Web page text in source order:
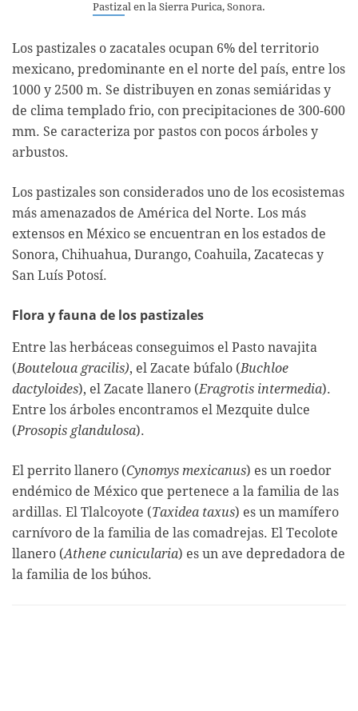
Pastizal en la Sierra Purica, Sonora.
Los pastizales o zacatales ocupan 6% del territorio
mexicano, predominante en el norte del país, entre los
1000 y 2500 m. Se distribuyen en zonas semiáridas y
de clima templado frio, con precipitaciones de 300-600
mm. Se caracteriza por pastos con pocos árboles y
arbustos.
Los pastizales son considerados uno de los ecosistemas
más amenazados de América del Norte. Los más
extensos en México se encuentran en los estados de
Sonora, Chihuahua, Durango, Coahuila, Zacatecas y
San Luís Potosí.
Flora y fauna de los pastizales
Entre las herbáceas conseguimos el Pasto navajita
(Bouteloua gracilis), el Zacate búfalo (Buchloe
dactyloides), el Zacate llanero (Eragrotis intermedia).
Entre los árboles encontramos el Mezquite dulce
(Prosopis glandulosa).
El perrito llanero (Cynomys mexicanus) es un roedor
endémico de México que pertenece a la familia de las
ardillas. El Tlalcoyote (Taxidea taxus) es un mamífero
carnívoro de la familia de las comadrejas. El Tecolote
llanero (Athene cunicularia) es un ave depredadora de
la familia de los búhos.